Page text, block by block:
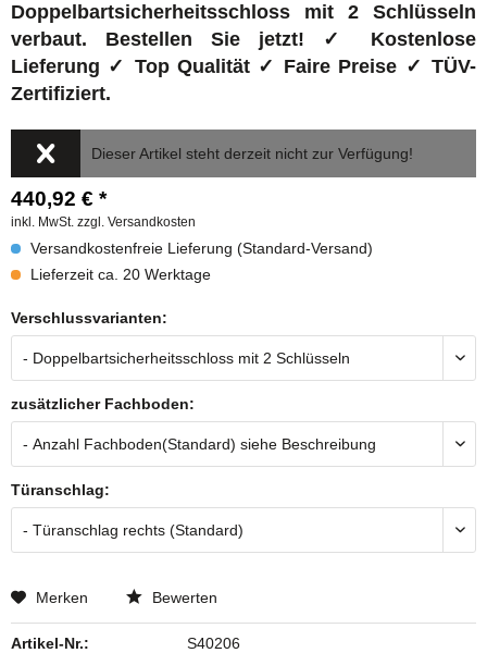
Doppelbartsicherheitsschloss mit 2 Schlüsseln
verbaut. Bestellen Sie jetzt! ✓ Kostenlose
Lieferung ✓ Top Qualität ✓ Faire Preise ✓ TÜV-
Zertifiziert.
Dieser Artikel steht derzeit nicht zur Verfügung!
440,92 € *
inkl. MwSt. zzgl. Versandkosten
Versandkostenfreie Lieferung (Standard-Versand)
Lieferzeit ca. 20 Werktage
Verschlussvarianten:
zusätzlicher Fachboden:
Türanschlag:
Merken Bewerten
Artikel-Nr.: S40206